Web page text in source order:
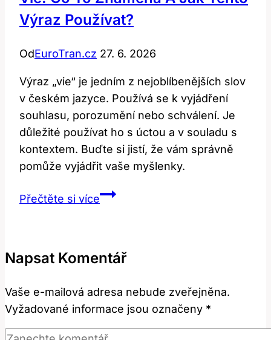
Výraz Používat?
OdEuroTran.cz 27. 6. 2026
Výraz „vie“ je jedním z nejoblíbenějších slov
v českém jazyce. Používá se k vyjádření
souhlasu, porozumění nebo schválení. Je
důležité používat ho s úctou a v souladu s
kontextem. Buďte si jistí, že vám správně
pomůže vyjádřit vaše myšlenky.
Přečtěte si víceVie:
a
tento
výraz
používat?
Napsat Komentář
Vaše e-mailová adresa nebude zveřejněna.
Vyžadované informace jsou označeny *